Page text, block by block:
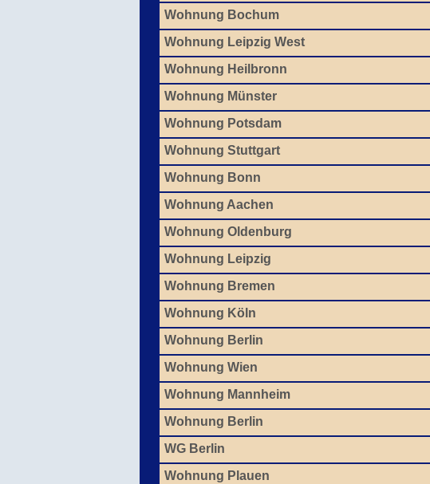
Wohnung Bochum
Wohnung Leipzig West
Wohnung Heilbronn
Wohnung Münster
Wohnung Potsdam
Wohnung Stuttgart
Wohnung Bonn
Wohnung Aachen
Wohnung Oldenburg
Wohnung Leipzig
Wohnung Bremen
Wohnung Köln
Wohnung Berlin
Wohnung Wien
Wohnung Mannheim
Wohnung Berlin
WG Berlin
Wohnung Plauen